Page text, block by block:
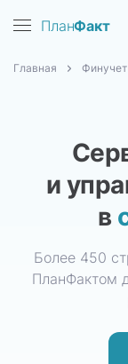
ПланФакт
Главная Финучет
и
в
Более 450
ПланФактом